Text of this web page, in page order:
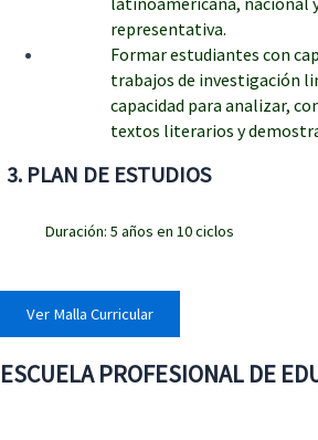
representativa.
Formar estudiantes con
trabajos de investigación
capacidad para analizar,
textos literarios y
3. PLAN DE ESTUDIOS
Duración: 5 años en 10 ciclos
Ver Malla Curricular
ESCUELA PROFESIONAL DE